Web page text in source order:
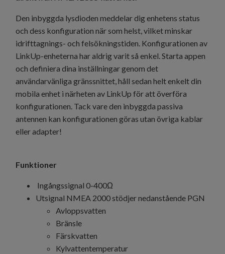
Den inbyggda lysdioden meddelar dig enhetens status
och dess konfiguration när som helst, vilket minskar
idrifttagnings- och felsökningstiden. Konfigurationen av
LinkUp-enheterna har aldrig varit så enkel. Starta appen
och definiera dina inställningar genom det
användarvänliga gränssnittet, håll sedan helt enkelt din
mobila enhet i närheten av LinkUp för att överföra
konfigurationen. Tack vare den inbyggda passiva
antennen kan konfigurationen göras utan övriga kablar
eller adapter!
Funktioner
Ingångssignal 0-400Ω
Utsignal NMEA 2000 stödjer nedanstående PGN
Avloppsvatten
Bränsle
Färskvatten
Kylvattentemperatur